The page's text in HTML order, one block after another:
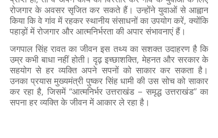
रोजगार के अवसर सृजित कर सकते हैं। उन्होंने युवाओं से आह्वान
किया कि वे गांव में रहकर स्थानीय संसाधनों का उपयोग करें, क्योंकि
पहाड़ों में रोजगार और आत्मनिर्भरता की अपार संभावनाएं हैं।
जगपाल सिंह रावत का जीवन इस तथ्य का सशक्त उदाहरण है कि
उम्र कभी बाधा नहीं होती। दृढ़ इच्छाशक्ति, मेहनत और सरकार के
सहयोग से हर व्यक्ति अपने सपनों को साकार कर सकता है।
उनका प्रयास मुख्यमंत्री पुष्कर सिंह धामी की उस सोच को साकार
कर रहा है, जिसमें “आत्मनिर्भर उत्तराखंड – समृद्ध उत्तराखंड” का
सपना हर व्यक्ति के जीवन में आकार ले रहा है।